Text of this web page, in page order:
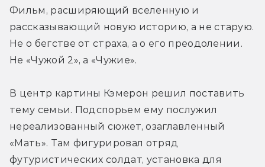
Фильм, расширяющий вселенную и
рассказывающий новую историю, а не старую.
Не о бегстве от страха, а о его преодолении.
Не «Чужой 2», а «Чужие».
В центр картины Кэмерон решил поставить
тему семьи. Подспорьем ему послужил
нереализованный сюжет, озаглавленный
«Мать». Там фигурировал отряд
футуристических солдат, установка для